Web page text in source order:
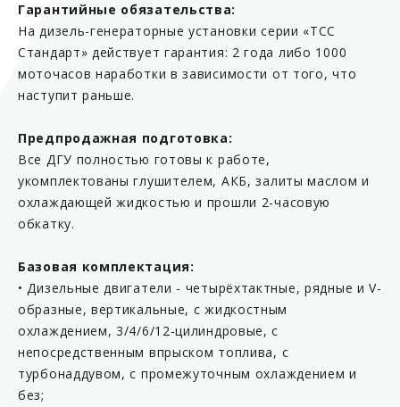
Гарантийные обязательства:
На дизель-генераторные установки серии «ТСС
Стандарт» действует гарантия: 2 года либо 1000
моточасов наработки в зависимости от того, что
наступит раньше.
Предпродажная подготовка:
Все ДГУ полностью готовы к работе,
укомплектованы глушителем, АКБ, залиты маслом и
охлаждающей жидкостью и прошли 2-часовую
обкатку.
Базовая комплектация:
• Дизельные двигатели - четырёхтактные, рядные и V-
образные, вертикальные, с жидкостным
охлаждением, 3/4/6/12-цилиндровые, с
непосредственным впрыском топлива, с
турбонаддувом, с промежуточным охлаждением и
без;